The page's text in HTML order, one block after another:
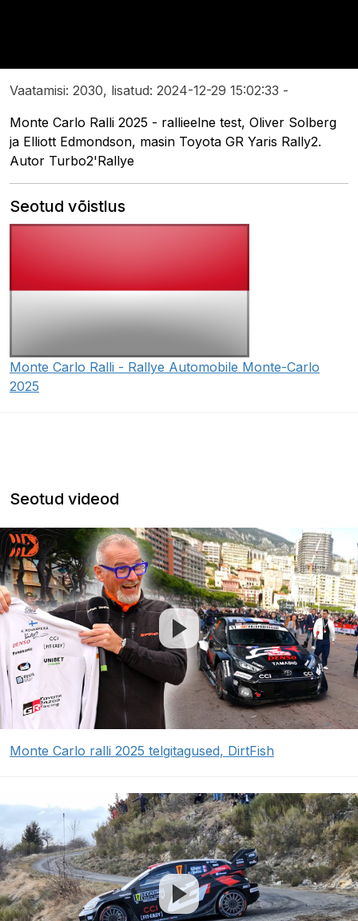
Vaatamisi: 2030, lisatud: 2024-12-29 15:02:33 -
Monte Carlo Ralli 2025 - rallieelne test, Oliver Solberg
ja Elliott Edmondson, masin Toyota GR Yaris Rally2.
Autor Turbo2'Rallye
Seotud võistlus
Monte Carlo Ralli - Rallye Automobile Monte-Carlo
2025
Seotud videod
Monte Carlo ralli 2025 telgitagused, DirtFish